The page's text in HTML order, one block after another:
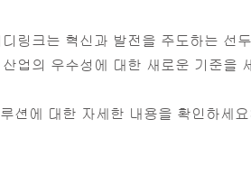
링크는 혁신과 발전을 주도하는 선
업의 우수성에 대한 새로운 기준을
션에 대한 자세한 내용을 확인하세요